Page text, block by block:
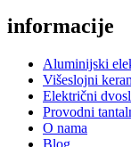
informacije
Aluminijski
Višeslojni
Električni
Provodni
O nama